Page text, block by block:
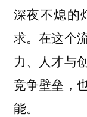
深夜不熄的
求。在这个
力、人才与
竞争壁垒，
能。